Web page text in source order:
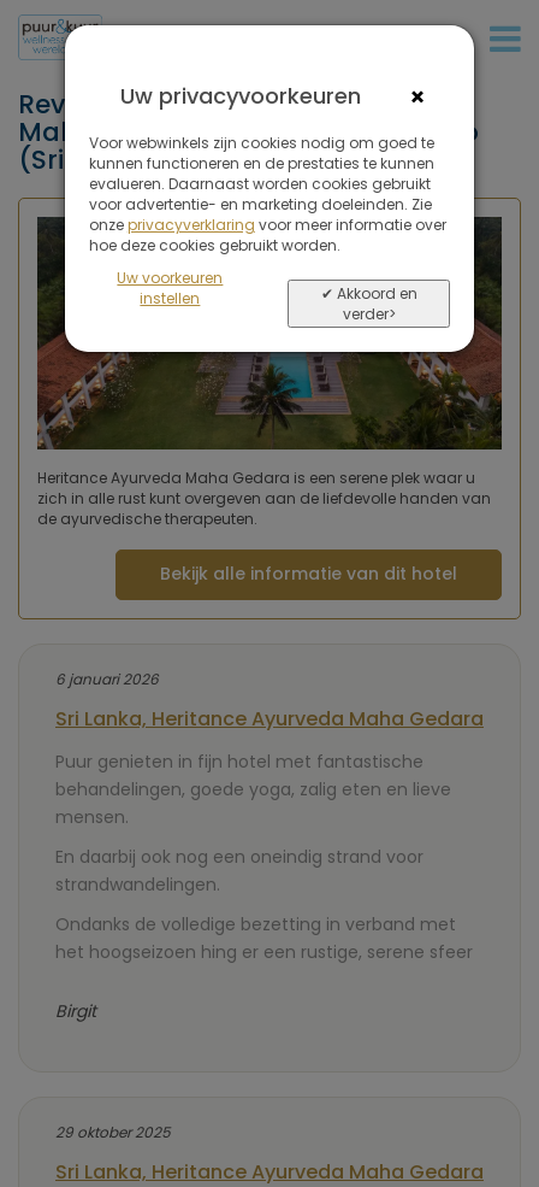
Reviews van Heritance Ayurveda
Maha Gedara, Beruwela, Colombo
(Sri Lanka)
Heritance Ayurveda Maha Gedara is een serene plek waar u
zich in alle rust kunt overgeven aan de liefdevolle handen van
de ayurvedische therapeuten.
Bekijk alle informatie van dit hotel
6 januari 2026
Sri Lanka, Heritance Ayurveda Maha Gedara
Puur genieten in fijn hotel met fantastische
behandelingen, goede yoga, zalig eten en lieve
mensen.
En daarbij ook nog een oneindig strand voor
strandwandelingen.
Ondanks de volledige bezetting in verband met
het hoogseizoen hing er een rustige, serene sfeer
Birgit
29 oktober 2025
Sri Lanka, Heritance Ayurveda Maha Gedara
×
Uw privacyvoorkeuren
Voor webwinkels zijn cookies nodig om goed te
kunnen functioneren en de prestaties te kunnen
evalueren. Daarnaast worden cookies gebruikt
voor advertentie- en marketing doeleinden. Zie
onzeprivacyverklaring voor meer informatie over
hoe deze cookies gebruikt worden.
Uw voorkeuren
instellen
✔ Akkoord en
verder>